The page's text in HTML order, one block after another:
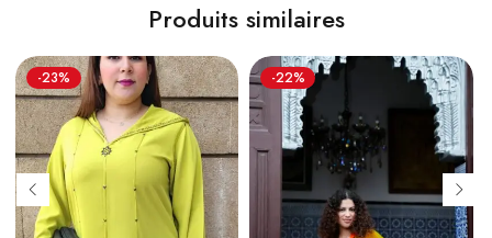
Produits similaires
-23% -22%